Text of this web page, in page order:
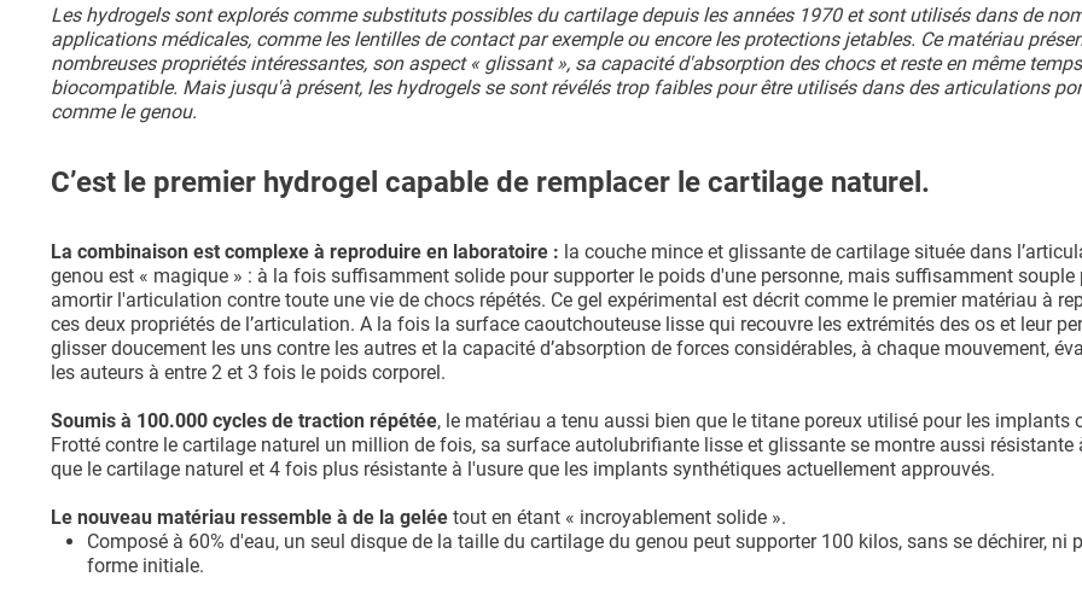
Les hydrogels sont explorés comme substituts possibles du cartilage depuis les années 1970 et sont utilisés dans de
applications médicales, comme les lentilles de contact par exemple ou encore les protections jetables. Ce matériau
nombreuses propriétés intéressantes, son aspect « glissant », sa capacité d'absorption des chocs et reste en même temps
biocompatible. Mais jusqu'à présent, les hydrogels se sont révélés trop faibles pour être utilisés dans des articulations
comme le genou.
C’est le premier hydrogel capable de remplacer le cartilage naturel.
La combinaison est complexe à reproduire en laboratoire : la couche mince et glissante de cartilage située dans
genou est « magique » : à la fois suffisamment solide pour supporter le poids d'une personne, mais suffisamment souple
amortir l'articulation contre toute une vie de chocs répétés. Ce gel expérimental est décrit comme le premier matériau à
ces deux propriétés de l’articulation. A la fois la surface caoutchouteuse lisse qui recouvre les extrémités des os et leur
glisser doucement les uns contre les autres et la capacité d’absorption de forces considérables, à chaque mouvement,
les auteurs à entre 2 et 3 fois le poids corporel.
Soumis à 100.000 cycles de traction répétée, le matériau a tenu aussi bien que le titane poreux utilisé pour les implants
Frotté contre le cartilage naturel un million de fois, sa surface autolubrifiante lisse et glissante se montre aussi résistante
que le cartilage naturel et 4 fois plus résistante à l'usure que les implants synthétiques actuellement approuvés.
Le nouveau matériau ressemble à de la gelée tout en étant « incroyablement solide ».
Composé à 60% d'eau, un seul disque de la taille du cartilage du genou peut supporter 100 kilos, sans se déchirer, ni
forme initiale.